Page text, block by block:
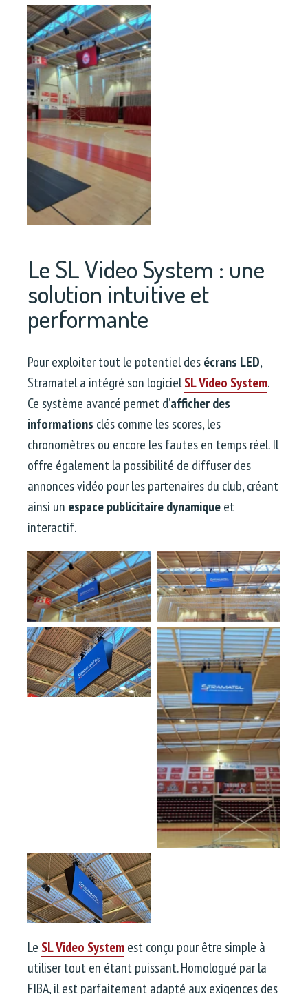
Le SL Video System : une
solution intuitive et
performante
Pour exploiter tout le potentiel desécrans LED,
Stramatel a intégré son logicielSL Video System.
Ce système avancé permet d’afficher des
informations clés comme les scores, les
chronomètres ou encore les fautes en temps réel. Il
offre également la possibilité de diffuser des
annonces vidéo pour les partenaires du club, créant
ainsi un espace publicitaire dynamiqueet
interactif.
Le SL Video Systemest conçu pour être simple à
utiliser tout en étant puissant. Homologué par la
FIBA, il est parfaitement adapté aux exigences des